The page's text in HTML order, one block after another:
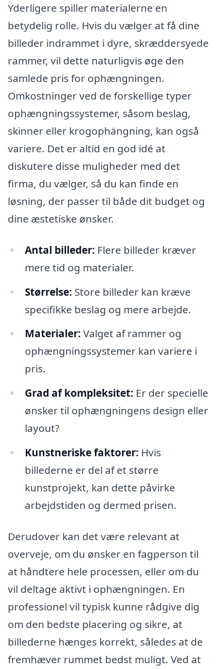
Yderligere spiller materialerne en
betydelig rolle. Hvis du vælger at få dine
billeder indrammet i dyre, skræddersyede
rammer, vil dette naturligvis øge den
samlede pris for ophængningen.
Omkostninger ved de forskellige typer
ophængningssystemer, såsom beslag,
skinner eller krogophängning, kan også
variere. Det er altid en god idé at
diskutere disse muligheder med det
firma, du vælger, så du kan finde en
løsning, der passer til både dit budget og
dine æstetiske ønsker.
Antal billeder: Flere billeder kræver
mere tid og materialer.
Størrelse: Store billeder kan kræve
specifikke beslag og mere arbejde.
Materialer: Valget af rammer og
ophængningssystemer kan variere i
pris.
Grad af kompleksitet: Er der specielle
ønsker til ophængningens design eller
layout?
Kunstneriske faktorer: Hvis
billederne er del af et større
kunstprojekt, kan dette påvirke
arbejdstiden og dermed prisen.
Derudover kan det være relevant at
overveje, om du ønsker en fagperson til
at håndtere hele processen, eller om du
vil deltage aktivt i ophængningen. En
professionel vil typisk kunne rådgive dig
om den bedste placering og sikre, at
billederne hænges korrekt, således at de
fremhæver rummet bedst muligt. Ved at